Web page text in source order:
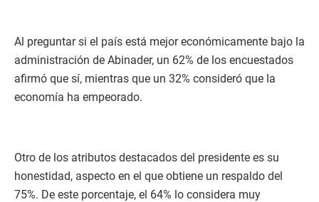
Al preguntar si el país está mejor económicamente bajo la
administración de Abinader, un 62% de los encuestados
afirmó que sí, mientras que un 32% consideró que la
economía ha empeorado.
Otro de los atributos destacados del presidente es su
honestidad, aspecto en el que obtiene un respaldo del
75%. De este porcentaje, el 64% lo considera muy